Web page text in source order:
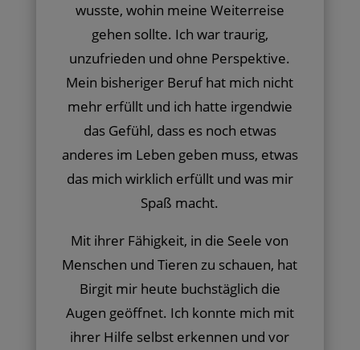
wusste, wohin meine Weiterreise
gehen sollte. Ich war traurig,
unzufrieden und ohne Perspektive.
Mein bisheriger Beruf hat mich nicht
mehr erfüllt und ich hatte irgendwie
das Gefühl, dass es noch etwas
anderes im Leben geben muss, etwas
das mich wirklich erfüllt und was mir
Spaß macht.
Mit ihrer Fähigkeit, in die Seele von
Menschen und Tieren zu schauen, hat
Birgit mir heute buchstäglich die
Augen geöffnet. Ich konnte mich mit
ihrer Hilfe selbst erkennen und vor